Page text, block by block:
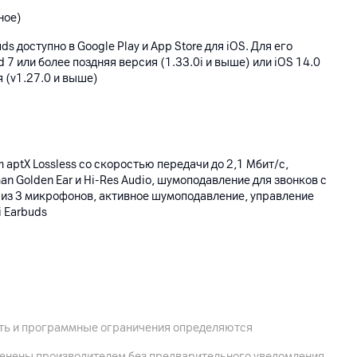
доступно в Google Play и App Store для iOS. Для его
7 или более поздняя версия (1.33.0i и выше) или iOS 14.0
(v1.27.0 и выше)
aptX Lossless со скоростью передачи до 2,1 Мбит/с,
Golden Ear и Hi-Res Audio, шумоподавление для звонков с
3 микрофонов, активное шумоподавление, управление
Earbuds
и программные ограничения определяются